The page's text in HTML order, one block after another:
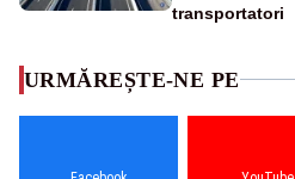
transportatori
URMĂREȘTE-NE PE